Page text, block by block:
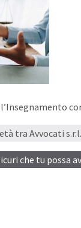
tra Avvocati
che tu possa